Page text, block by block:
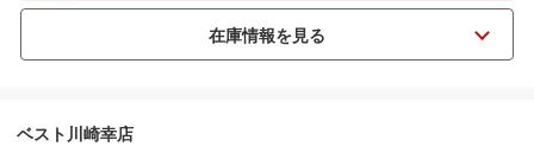
ベスト川崎幸店